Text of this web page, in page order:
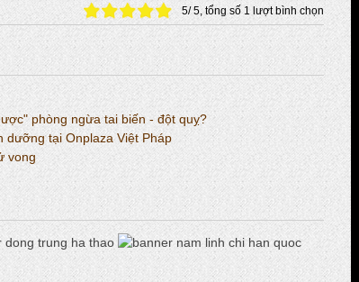
5/5, tổng số 1 lượt bình chọn
phòng ngừa tai biến - đột quỵ?
dưỡng tại Onplaza Việt Pháp
vong